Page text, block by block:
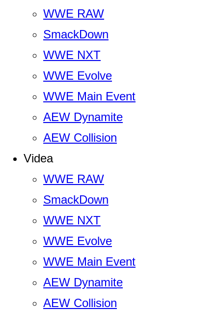
WWE RAW
SmackDown
WWE NXT
WWE Evolve
WWE Main Event
AEW Dynamite
AEW Collision
Videa
WWE RAW
SmackDown
WWE NXT
WWE Evolve
WWE Main Event
AEW Dynamite
AEW Collision